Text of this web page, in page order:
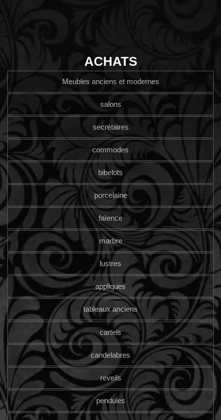
ACHATS
Meubles anciens et modernes
salons
secrétaires
commodes
bibelots
porcelaine
faïence
marbre
lustres
appliques
tableaux anciens
cartels
candelabres
reveils
pendules